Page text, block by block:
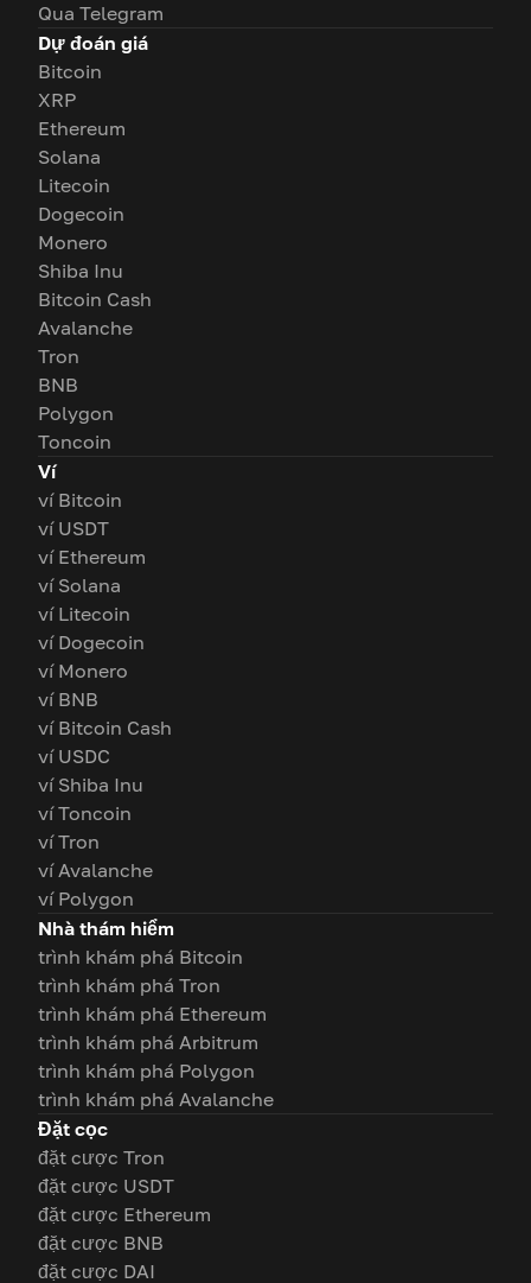
Qua Telegram
Dự đoán giá
Bitcoin
XRP
Ethereum
Solana
Litecoin
Dogecoin
Monero
Shiba Inu
Bitcoin Cash
Avalanche
Tron
BNB
Polygon
Toncoin
Ví
ví Bitcoin
ví USDT
ví Ethereum
ví Solana
ví Litecoin
ví Dogecoin
ví Monero
ví BNB
ví Bitcoin Cash
ví USDC
ví Shiba Inu
ví Toncoin
ví Tron
ví Avalanche
ví Polygon
Nhà thám hiểm
trình khám phá Bitcoin
trình khám phá Tron
trình khám phá Ethereum
trình khám phá Arbitrum
trình khám phá Polygon
trình khám phá Avalanche
Đặt cọc
đặt cược Tron
đặt cược USDT
đặt cược Ethereum
đặt cược BNB
đặt cược DAI